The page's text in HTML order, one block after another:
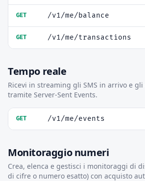
GET /v1/me/balance
GET /v1/me/transactions
Tempo reale
Ricevi in streaming gli SMS in arrivo e
tramite Server-Sent Events.
GET /v1/me/events
Monitoraggio numeri
Crea, elenca e gestisci i monitoraggi di
di cifre o numero esatto) con acquisto